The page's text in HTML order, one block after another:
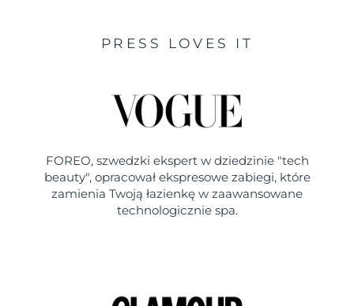
PRESS LOVES IT
FOREO, szwedzki ekspert w dziedzinie "tech
beauty", opracował ekspresowe zabiegi, które
zamienia Twoją łazienkę w zaawansowane
technologicznie spa.